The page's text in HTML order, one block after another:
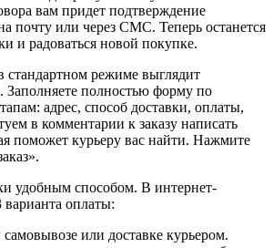
вам придет подтверждение
почту или через СМС. Теперь останется
и радоваться новой покупке.
стандартном режиме выглядит
полностью форму по
адрес, способ доставки, оплаты,
в комментарии к заказу написать
поможет курьеру вас найти. Нажмите
удобным способом. В интернет-
варианта оплаты:
или доставке курьером.